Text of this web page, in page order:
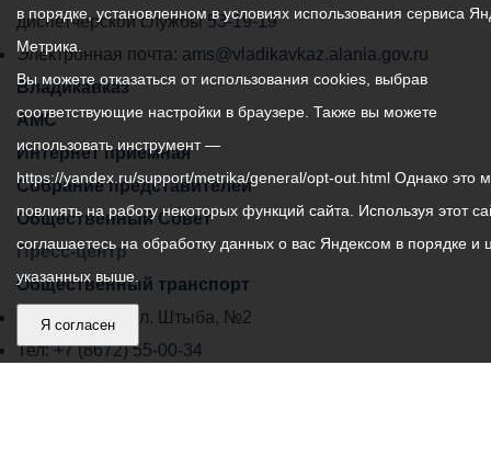
самоуправления
города
Владикавказ:
диспетчерской службы53-19-19
Электронная почта: ams@vladikavkaz.alania.gov.ru
Владикавказ
АМС
Интернет приемная
Собрание представителей
Общественный Совет
Пресс-центр
Общественный транспорт
Владикавказ, пл. Штыба, №2
Тел:+7 (8672) 55-00-34
в порядке, установленном в условиях использования сервиса
Метрика.
Вы можете отказаться от использования cookies, выбрав
соответствующие настройки в браузере. Также вы можете
использовать инструмент —
https://yandex.ru/support/metrika/general/opt-out.html Однако это
повлиять на работу некоторых функций сайта. Используя этот
соглашаетесь на обработку данных о вас Яндексом в порядке и
указанных выше.
Я согласен